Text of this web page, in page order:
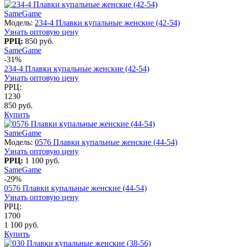
SameGame
Модель: 234-4 Плавки купальные женские (42-54)
Узнать оптовую цену
РРЦ: 850 руб.
SameGame
-31%
234-4 Плавки купальные женские (42-54)
Узнать оптовую цену
РРЦ:
1230
850 руб.
Купить
SameGame
Модель: 0576 Плавки купальные женские (44-54)
Узнать оптовую цену
РРЦ: 1 100 руб.
SameGame
-29%
0576 Плавки купальные женские (44-54)
Узнать оптовую цену
РРЦ:
1700
1 100 руб.
Купить